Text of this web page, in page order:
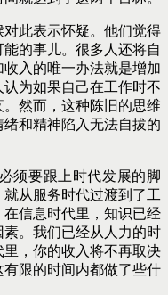
此表示怀疑。他们觉得
的事儿。很多人还将自
入的唯一办法就是增加
为如果自己在工作时不
然而，这种陈旧的思维
和精神陷入无法自拔的
须要跟上时代发展的脚
从服务时代过渡到了工
信息时代里，知识已经
。我们已经从人力的时
，你的收入将不再取决
限的时间内都做了些什